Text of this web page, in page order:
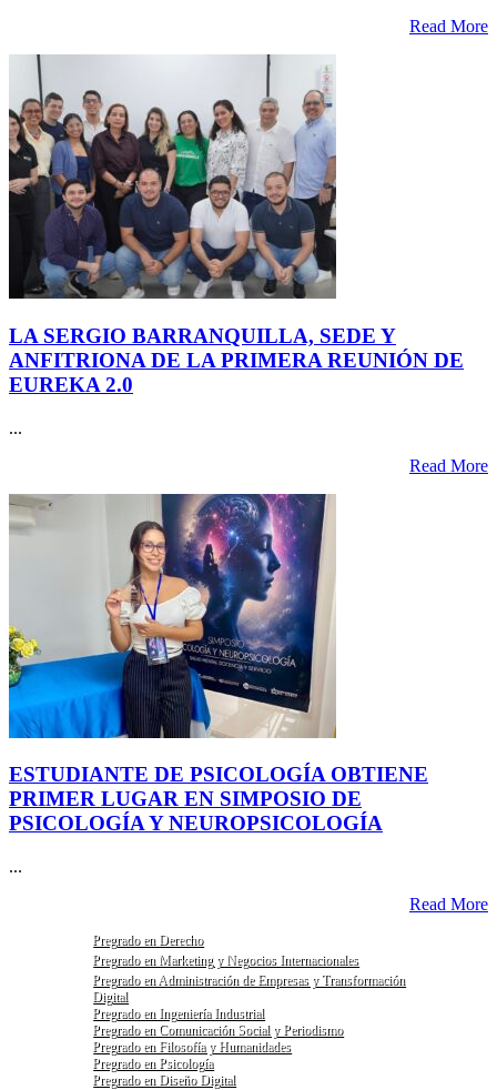
Read More
LA SERGIO BARRANQUILLA, SEDE Y
ANFITRIONA DE LA PRIMERA REUNIÓN DE
EUREKA 2.0
...
Read More
ESTUDIANTE DE PSICOLOGÍA OBTIENE
PRIMER LUGAR EN SIMPOSIO DE
PSICOLOGÍA Y NEUROPSICOLOGÍA
...
Read More
Pregrado en Derecho
Pregrado en Marketing y Negocios Internacionales
Pregrado en Administración de Empresas y Transformación
Digital
Pregrado en Ingeniería Industrial
Pregrado en Comunicación Social y Periodismo
Pregrado en Filosofía y Humanidades
Pregrado en Psicología
Pregrado en Diseño Digital